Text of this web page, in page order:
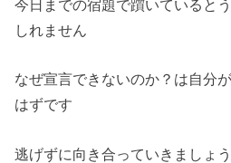
今日までの宿題で躓いていると
しれません
なぜ宣言できないのか？は自分
はずです
逃げずに向き合っていきましょ